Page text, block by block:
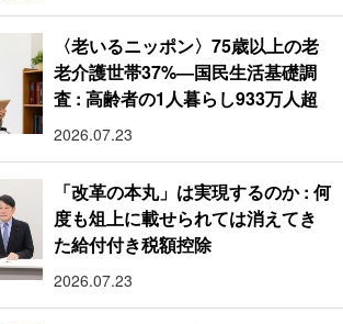
〈老いるニッポン〉75歳以上の老
老介護世帯37%―国民生活基礎調
査 : 高齢者の1人暮らし933万人超
2026.07.23
「改革の本丸」は実現するのか : 何
度も俎上に載せられては消えてき
た給付付き税額控除
2026.07.23